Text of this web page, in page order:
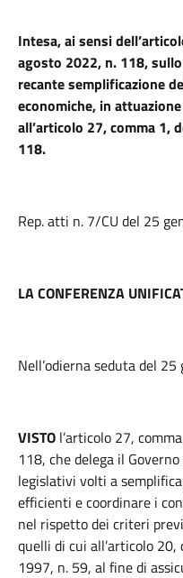
Intesa, ai sensi
agosto 2022, n. 118,
recante semplificazione
economiche, in
all’articolo 27, comma 1,
118.
Rep. atti n. 7/CU del 25
LA CONFERENZA
Nell’odierna seduta del
VISTO l’articolo 27,
118, che delega il
legislativi volti a
efficienti e coordinare i
nel rispetto dei criteri
quelli di cui all’articolo
1997, n. 59, al fine di